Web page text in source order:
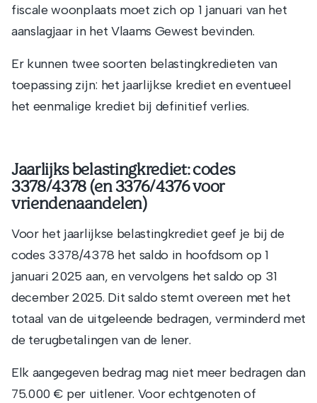
fiscale woonplaats moet zich op 1 januari van het
aanslagjaar in het Vlaams Gewest bevinden.
Er kunnen twee soorten belastingkredieten van
toepassing zijn: het jaarlijkse krediet en eventueel
het eenmalige krediet bij definitief verlies.
Jaarlijks belastingkrediet: codes
3378/4378 (en 3376/4376 voor
vriendenaandelen)
Voor het jaarlijkse belastingkrediet geef je bij de
codes 3378/4378 het saldo in hoofdsom op 1
januari 2025 aan, en vervolgens het saldo op 31
december 2025. Dit saldo stemt overeen met het
totaal van de uitgeleende bedragen, verminderd met
de terugbetalingen van de lener.
Elk aangegeven bedrag mag niet meer bedragen dan
75.000 € per uitlener. Voor echtgenoten of